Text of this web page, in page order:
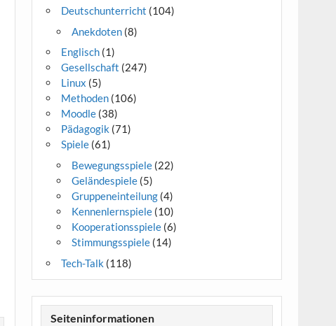
Deutschunterricht (104)
Anekdoten (8)
Englisch (1)
Gesellschaft (247)
Linux (5)
Methoden (106)
Moodle (38)
Pädagogik (71)
Spiele (61)
Bewegungsspiele (22)
Geländespiele (5)
Gruppeneinteilung (4)
Kennenlernspiele (10)
Kooperationsspiele (6)
Stimmungsspiele (14)
Tech-Talk (118)
Seiteninformationen